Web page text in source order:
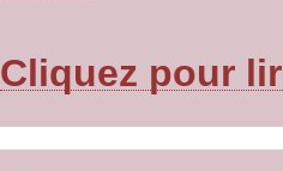
Cliquez pour